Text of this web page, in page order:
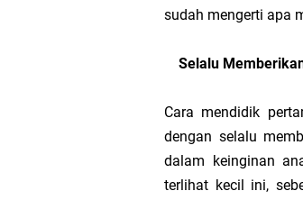
sudah mengerti apa
Selalu
Cara mendidik
dengan selalu
dalam keinginan
terlihat kecil ini,